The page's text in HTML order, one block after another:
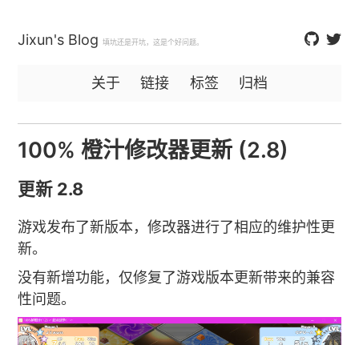
Jixun's Blog 填坑还是开坑，这是个好问题。
关于 链接 标签 归档
100% 橙汁修改器更新 (2.8)
更新 2.8
游戏发布了新版本，修改器进行了相应的维护性更
新。
没有新增功能，仅修复了游戏版本更新带来的兼容
性问题。